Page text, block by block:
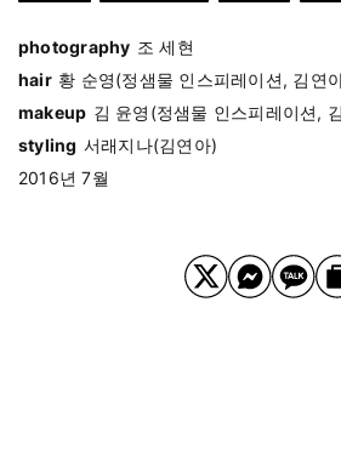
photography 조 세현
hair 황 순영(정샘물 인스피레이션, 김연
makeup 김 윤영(정샘물 인스피레이션,
styling 서래지나(김연아)
2016년 7월